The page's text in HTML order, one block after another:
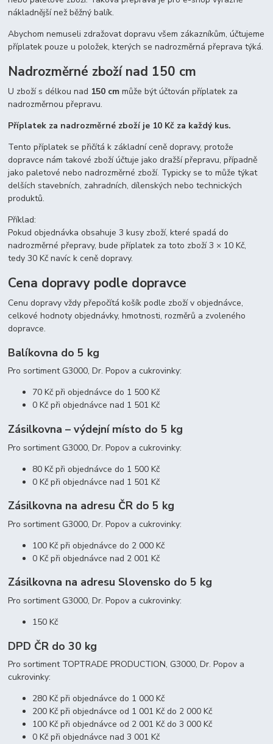
nákladnější než běžný balík.
Abychom nemuseli zdražovat dopravu všem zákazníkům, účtujeme
příplatek pouze u položek, kterých se nadrozměrná přeprava týká.
Nadrozměrné zboží nad 150 cm
U zboží s délkou nad 150 cm může být účtován příplatek za
nadrozměrnou přepravu.
Příplatek za nadrozměrné zboží je 10 Kč za každý kus.
Tento příplatek se přičítá k základní ceně dopravy, protože
dopravce nám takové zboží účtuje jako dražší přepravu, případně
jako paletové nebo nadrozměrné zboží. Typicky se to může týkat
delších stavebních, zahradních, dílenských nebo technických
produktů.
Příklad:
Pokud objednávka obsahuje 3 kusy zboží, které spadá do
nadrozměrné přepravy, bude příplatek za toto zboží 3 × 10 Kč,
tedy 30 Kč navíc k ceně dopravy.
Cena dopravy podle dopravce
Cenu dopravy vždy přepočítá košík podle zboží v objednávce,
celkové hodnoty objednávky, hmotnosti, rozměrů a zvoleného
dopravce.
Balíkovna do 5 kg
Pro sortiment G3000, Dr. Popov a cukrovinky:
70 Kč při objednávce do 1 500 Kč
0 Kč při objednávce nad 1 501 Kč
Zásilkovna – výdejní místo do 5 kg
Pro sortiment G3000, Dr. Popov a cukrovinky:
80 Kč při objednávce do 1 500 Kč
0 Kč při objednávce nad 1 501 Kč
Zásilkovna na adresu ČR do 5 kg
Pro sortiment G3000, Dr. Popov a cukrovinky:
100 Kč při objednávce do 2 000 Kč
0 Kč při objednávce nad 2 001 Kč
Zásilkovna na adresu Slovensko do 5 kg
Pro sortiment G3000, Dr. Popov a cukrovinky:
150 Kč
DPD ČR do 30 kg
Pro sortiment TOPTRADE PRODUCTION, G3000, Dr. Popov a
cukrovinky:
280 Kč při objednávce do 1 000 Kč
200 Kč při objednávce od 1 001 Kč do 2 000 Kč
100 Kč při objednávce od 2 001 Kč do 3 000 Kč
0 Kč při objednávce nad 3 001 Kč